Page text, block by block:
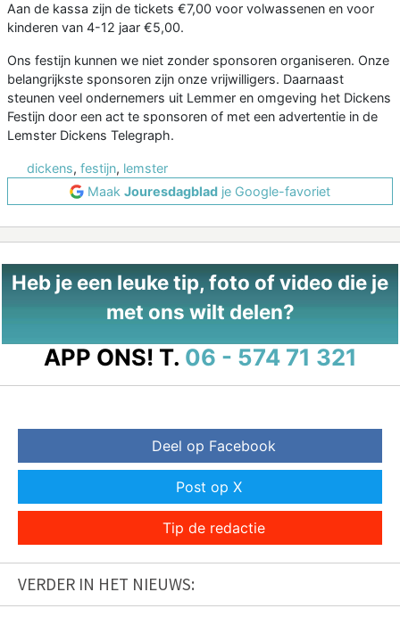
Aan de kassa zijn de tickets €7,00 voor volwassenen en voor
kinderen van 4-12 jaar €5,00.
Ons festijn kunnen we niet zonder sponsoren organiseren. Onze
belangrijkste sponsoren zijn onze vrijwilligers. Daarnaast
steunen veel ondernemers uit Lemmer en omgeving het Dickens
Festijn door een act te sponsoren of met een advertentie in de
Lemster Dickens Telegraph.
dickens, festijn, lemster
Maak Jouresdagblad je Google-favoriet
Heb je een leuke tip, foto of video die je
met ons wilt delen?
APP ONS! T. 06 - 574 71 321
Deel op Facebook
Post op X
Tip de redactie
VERDER IN HET NIEUWS: